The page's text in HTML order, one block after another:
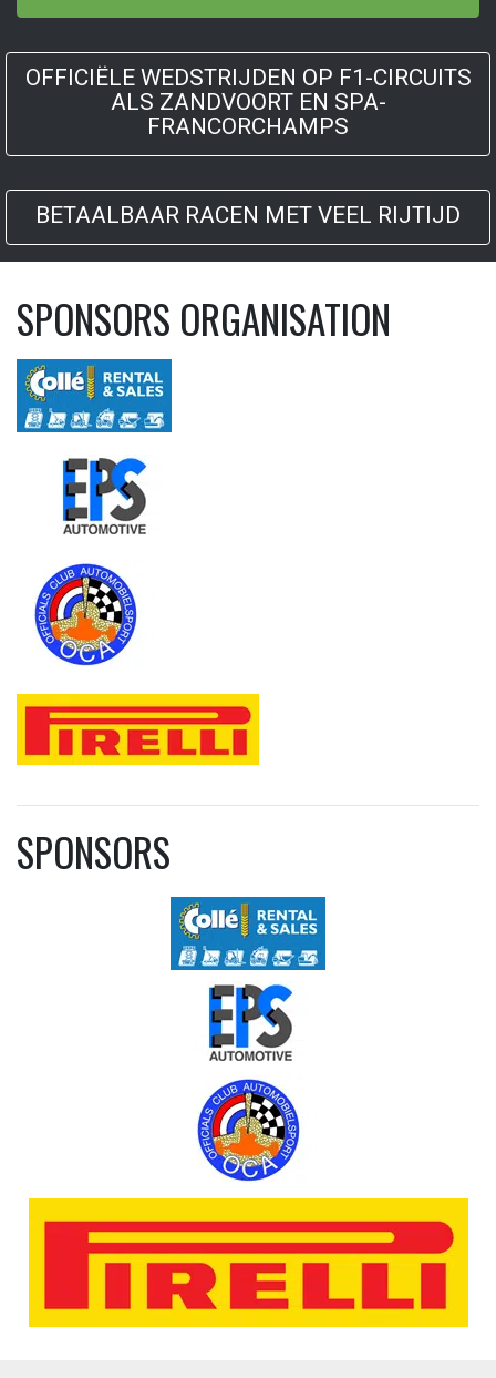
OFFICIËLE WEDSTRIJDEN OP F1-CIRCUITS
ALS ZANDVOORT EN SPA-
FRANCORCHAMPS
BETAALBAAR RACEN MET VEEL RIJTIJD
SPONSORS ORGANISATION
SPONSORS